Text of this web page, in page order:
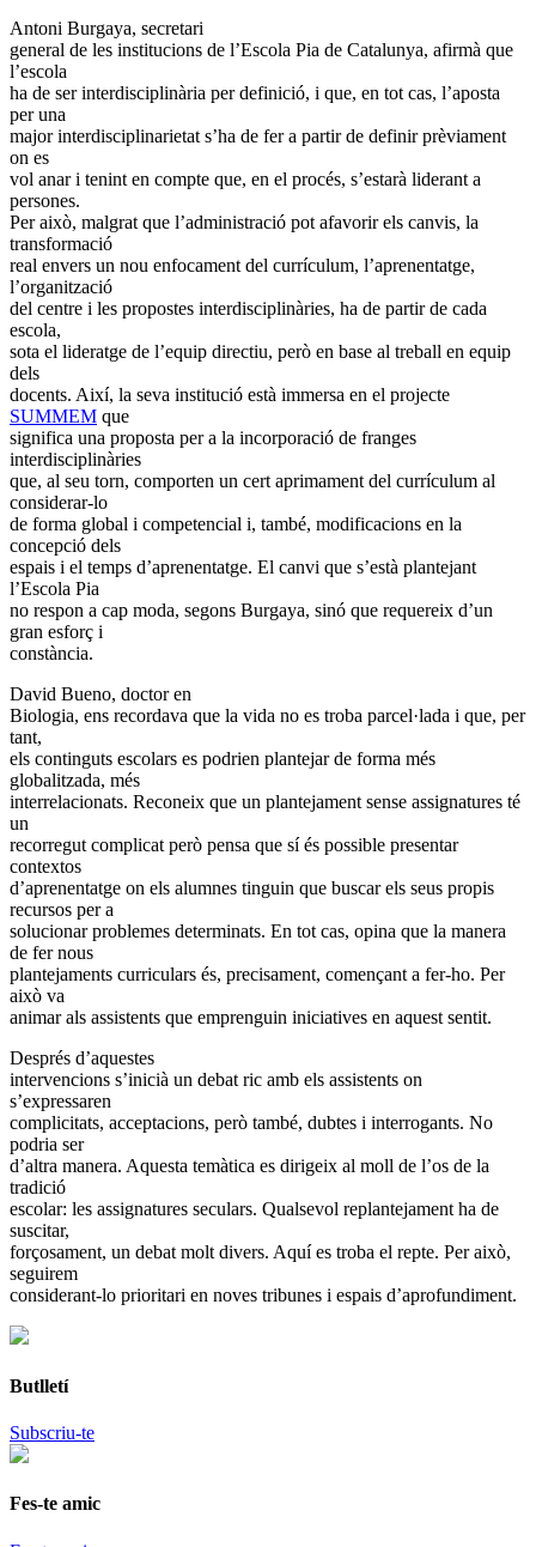
Antoni Burgaya, secretari
general de les institucions de l’Escola Pia de Catalunya, afirmà que
l’escola
ha de ser interdisciplinària per definició, i que, en tot cas, l’aposta
per una
major interdisciplinarietat s’ha de fer a partir de definir prèviament
on es
vol anar i tenint en compte que, en el procés, s’estarà liderant a
persones.
Per això, malgrat que l’administració pot afavorir els canvis, la
transformació
real envers un nou enfocament del currículum, l’aprenentatge,
l’organització
del centre i les propostes interdisciplinàries, ha de partir de cada
escola,
sota el lideratge de l’equip directiu, però en base al treball en equip
dels
docents. Així, la seva institució està immersa en el projecte
SUMMEM que
significa una proposta per a la incorporació de franges
interdisciplinàries
que, al seu torn, comporten un cert aprimament del currículum al
considerar-lo
de forma global i competencial i, també, modificacions en la
concepció dels
espais i el temps d’aprenentatge. El canvi que s’està plantejant
l’Escola Pia
no respon a cap moda, segons Burgaya, sinó que requereix d’un
gran esforç i
constància.
David Bueno, doctor en
Biologia, ens recordava que la vida no es troba parcel·lada i que, per
tant,
els continguts escolars es podrien plantejar de forma més
globalitzada, més
interrelacionats. Reconeix que un plantejament sense assignatures té
un
recorregut complicat però pensa que sí és possible presentar
contextos
d’aprenentatge on els alumnes tinguin que buscar els seus propis
recursos per a
solucionar problemes determinats. En tot cas, opina que la manera
de fer nous
plantejaments curriculars és, precisament, començant a fer-ho. Per
això va
animar als assistents que emprenguin iniciatives en aquest sentit.
Després d’aquestes
intervencions s’inicià un debat ric amb els assistents on
s’expressaren
complicitats, acceptacions, però també, dubtes i interrogants. No
podria ser
d’altra manera. Aquesta temàtica es dirigeix al moll de l’os de la
tradició
escolar: les assignatures seculars. Qualsevol replantejament ha de
suscitar,
forçosament, un debat molt divers. Aquí es troba el repte. Per això,
seguirem
considerant-lo prioritari en noves tribunes i espais d’aprofundiment.
Butlletí
Subscriu-te
Fes-te amic